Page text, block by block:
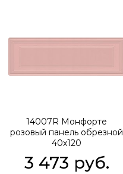
14007R Монфорте
розовый панель обрезной
40х120
3 473 руб.